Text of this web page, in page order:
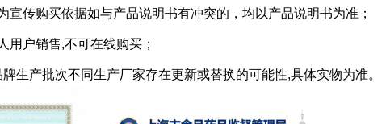
传购买依据如与产品说明书有冲突的，均以产品说明书为准；
用户销售,不可在线购买；
生产批次不同生产厂家存在更新或替换的可能性,具体实物为准。